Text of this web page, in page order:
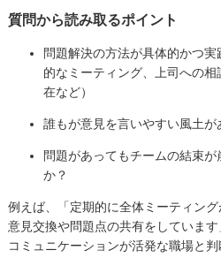
質問から読み取るポイント
問題解決の方法が具体的かつ実
的なミーティング、上司への相
在など）
誰もが意見を言いやすい風土が
問題があってもチームの結束が
か？
例えば、「定期的に全体ミーティン
意見交換や問題点の共有をしています
コミュニケーションが活発な職場と判